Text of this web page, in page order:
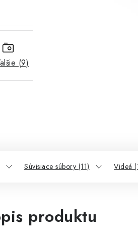
(9)
Súvisiace súbory (11) Videá
produktu